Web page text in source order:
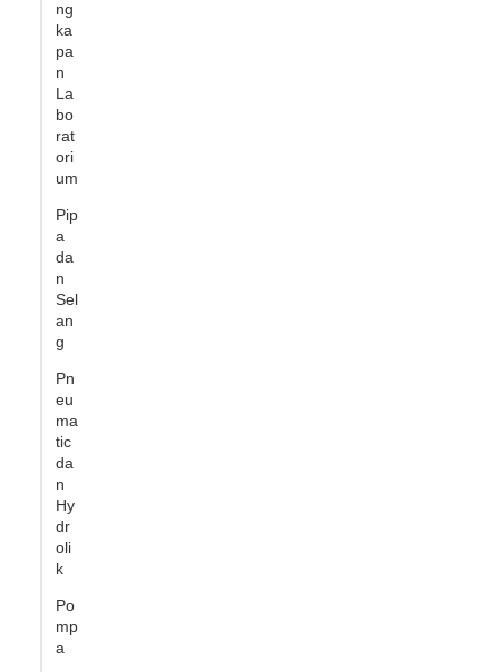
ng
ka
pa
n
La
bo
rat
ori
um
Pip
a
da
n
Sel
an
g
Pn
eu
ma
tic
da
n
Hy
dr
oli
k
Po
mp
a